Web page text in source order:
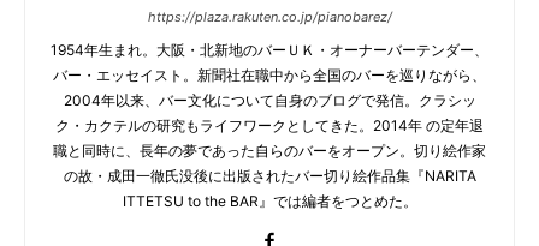
https://plaza.rakuten.co.jp/pianobarez/
1954年生まれ。大阪・北新地のバーＵＫ・オーナーバーテンダー、
バー・エッセイスト。新聞社在職中から全国のバーを巡りながら、
2004年以来、バー文化について自身のブログで発信。クラシッ
ク・カクテルの研究もライフワークとしてきた。2014年 の定年退
職と同時に、長年の夢であった自らのバーをオープン。切り絵作家
の故・成田一徹氏没後に出版されたバー切り絵作品集『NARITA
ITTETSU to the BAR』では編者をつとめた。